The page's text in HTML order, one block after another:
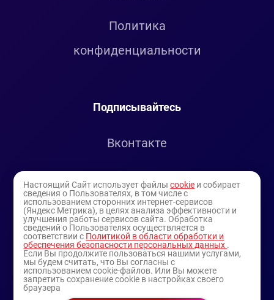
Политика
конфиденциальности
Подписывайтесь
Вконтакте
Youtube
Настоящий Сайт использует файлыcookie и собирает
сведения о Пользователях, в том числе с
использованием сторонних интернет-сервисов
(Яндекс Метрика), в целях анализа эффективности и
улучшения работы сервисов сайта. Обработка
сведений о Пользователях осуществляется в
соответствии с Политикой в области обработки и
обеспечения безопасности персональных данных .
Если Вы продолжите пользоваться нашими услугами,
мы будем считать, что Вы согласны с
использованием cookie-файлов. Или Вы можете
запретить сохранение cookie в настройках своего
браузера